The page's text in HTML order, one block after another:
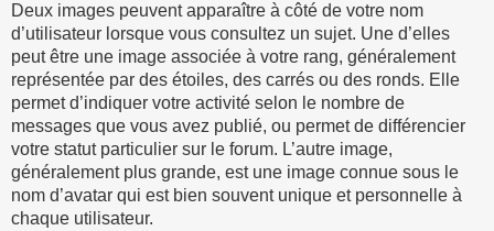
Deux images peuvent apparaître à côté de votre nom
d’utilisateur lorsque vous consultez un sujet. Une d’elles
peut être une image associée à votre rang, généralement
représentée par des étoiles, des carrés ou des ronds. Elle
permet d’indiquer votre activité selon le nombre de
messages que vous avez publié, ou permet de différencier
votre statut particulier sur le forum. L’autre image,
généralement plus grande, est une image connue sous le
nom d’avatar qui est bien souvent unique et personnelle à
chaque utilisateur.